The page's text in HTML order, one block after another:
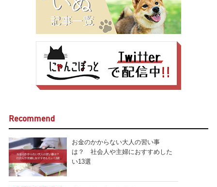
Recommend
お金のかからない大人の習い事
は？ 社会人や主婦におすすめした
い13選